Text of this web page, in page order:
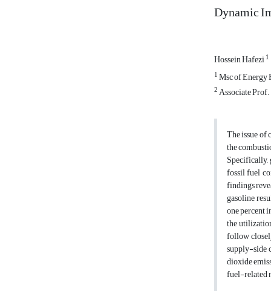
Dynamic
Hossein Hafezi1
1Msc of Energy
2Associate
The issue of
the
Specifically,
fossil fuel
findings
gasoline
one percent
the
follow
supply-side
dioxide
fuel-related